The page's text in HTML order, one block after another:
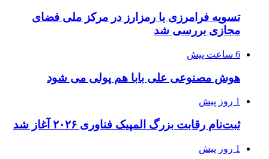
تسویه فرامرزی با رمزارز در مرکز ملی فضای
مجازی بررسی شد
6 ساعت پیش
هوش مصنوعی علی بابا هم پولی می شود
1 روز پیش
ثبت‌نام رقابت بزرگ المپیک فناوری ۲۰۲۶ آغاز شد
1 روز پیش